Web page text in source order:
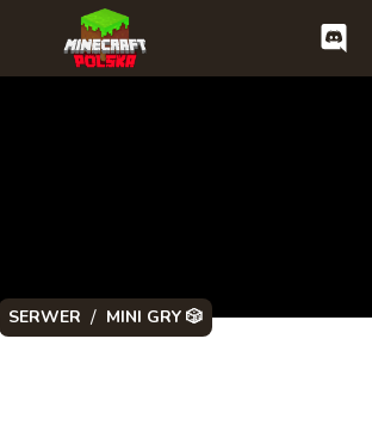
SERWER / MINI GRY 🎲